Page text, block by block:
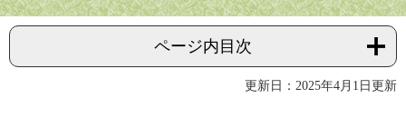
ページ内目次
更新日：2025年4月1日更新